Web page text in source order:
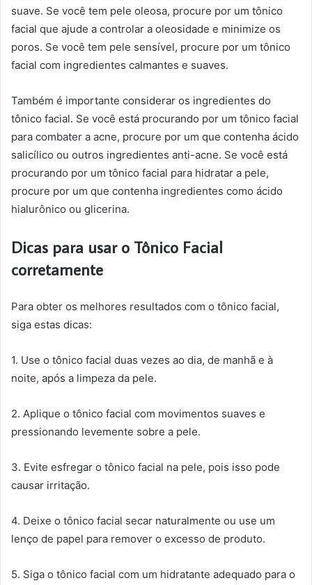
suave. Se você tem pele oleosa, procure por um tônico
facial que ajude a controlar a oleosidade e minimize os
poros. Se você tem pele sensível, procure por um tônico
facial com ingredientes calmantes e suaves.
Também é importante considerar os ingredientes do
tônico facial. Se você está procurando por um tônico facial
para combater a acne, procure por um que contenha ácido
salicílico ou outros ingredientes anti-acne. Se você está
procurando por um tônico facial para hidratar a pele,
procure por um que contenha ingredientes como ácido
hialurônico ou glicerina.
Dicas para usar o Tônico Facial
corretamente
Para obter os melhores resultados com o tônico facial,
siga estas dicas:
1. Use o tônico facial duas vezes ao dia, de manhã e à
noite, após a limpeza da pele.
2. Aplique o tônico facial com movimentos suaves e
pressionando levemente sobre a pele.
3. Evite esfregar o tônico facial na pele, pois isso pode
causar irritação.
4. Deixe o tônico facial secar naturalmente ou use um
lenço de papel para remover o excesso de produto.
5. Siga o tônico facial com um hidratante adequado para o